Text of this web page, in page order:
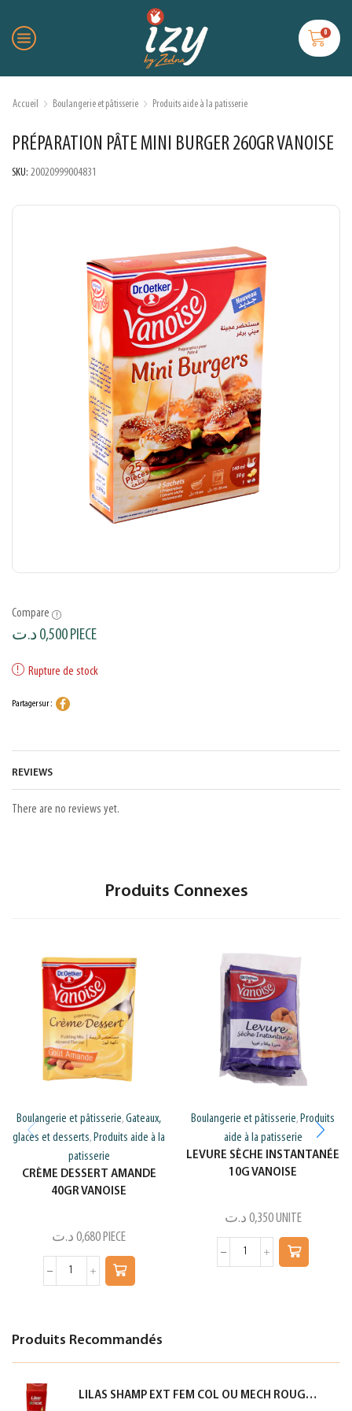
0
Accueil Boulangerie et pâtisserie Produits aide à la patisserie
PRÉPARATION PÂTE MINI BURGER 260GR VANOISE
SKU: 20020999004831
Compare
0,500د.ت PIECE
Rupture de stock
Partager sur :
REVIEWS
There are no reviews yet.
Produits Connexes
Boulangerie et pâtisserie,Gateaux,
glaces et desserts, Produits aide à la
patisserie
CRÈME DESSERT AMANDE
40GR VANOISE
0,680 د.ت PIECE
Boulangerie et pâtisserie, Produits
aide à la patisserie
LEVURE SÈCHE INSTANTANÉE
10G VANOISE
0,350 د.ت UNITE
Produits Recommandés
LILAS SHAMP EXT FEM COL OU MECH ROUGE 350ML